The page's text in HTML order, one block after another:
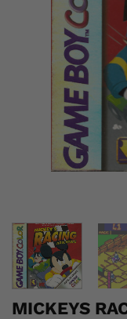
MICKEYS